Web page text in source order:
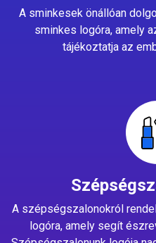
A sminkesek önállóan
sminkes logóra, amely
tájékoztatja az
A szépségszalonokról
logóra, amely segít